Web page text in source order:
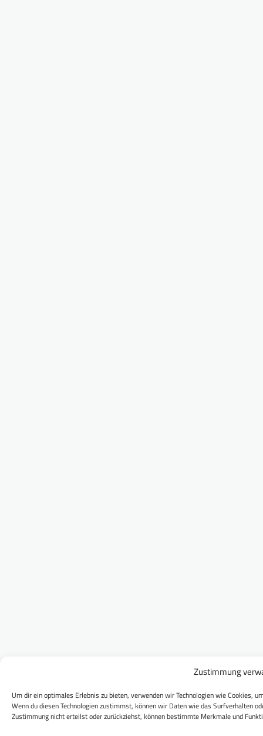
Zustimmung
Um dir ein optimales Erlebnis zu bieten, verwenden wir Technologien wie Cookies,
Wenn du diesen Technologien zustimmst, können wir Daten wie das Surfverhalten
Zustimmung nicht erteilst oder zurückziehst, können bestimmte Merkmale und